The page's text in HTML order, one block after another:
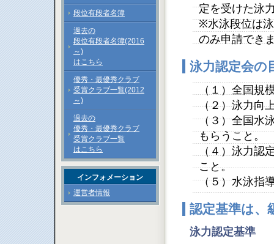
定を受けた泳
※水泳段位は
のみ申請でき
泳力認定会の
（１）全国規
（２）泳力向
（３）全国水
もらうこと。
（４）泳力認
こと。
（５）水泳指
認定基準は、
泳力認定基準
段位有段者名簿
過去の
段位有段者名簿(2016
～)
はこちら
優秀・最優秀クラブ
受賞クラブ一覧(2012
～)
過去の
優秀・最優秀クラブ
受賞クラブ一覧
はこちら
インフォメーション
運営者情報